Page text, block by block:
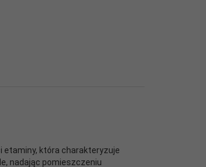
etaminy, która charakteryzuje
nadając pomieszczeniu